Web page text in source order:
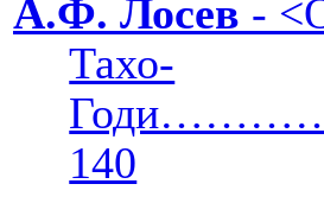
А.Ф. Лосев -
Тахо-
140